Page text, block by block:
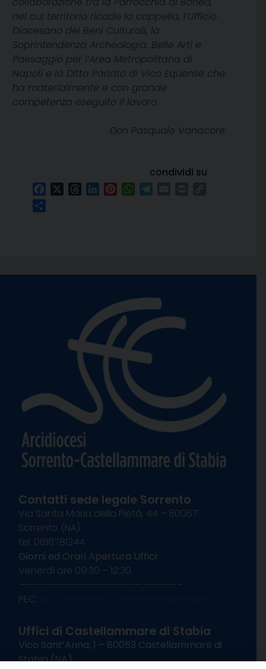
nel cui territorio ricade la cappella, l’Ufficio
Diocesano dei Beni Culturali, la
Soprintendenza Archeologia, Belle Arti e
Paesaggio per l’Area Metropolitana di
Napoli e la Ditta Parlato di Vico Equense che
ha materialmente e con grande
competenza eseguito il lavoro.
Don Pasquale Vanacore
condividi su
FacebookThreadsLinkedInPinterestWhatsApp
Contatti sede legale Sorrento
Via Santa Maria della Pietà, 44 – 80067
Sorrento (NA)
tel. 0818781244
Giorni ed Orari Apertura Uffici:
Venerdì ore 09:30 – 12:30
———————————————————–
PEC:
Uffici di Castellammare di Stabia
Vico Sant’Anna, 1 – 80053 Castellammare di
Stabia (NA)